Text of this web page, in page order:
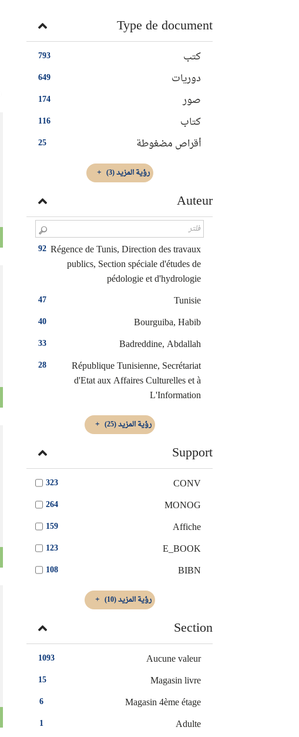
Type de document
793 كتب
649 دوريات
174 صور
116 كتاب
25 أقراص مضغوطة
رؤية المزيد(3)
Auteur
92 Régence de Tunis, Direction des travaux
publics, Section spéciale d'études de
pédologie et d'hydrologie
47 Tunisie
40 Bourguiba, Habib
33 Badreddine, Abdallah
28
République Tunisienne, Secrétariat
d'Etat aux Affaires Culturelles et à
L'Information
رؤية المزيد(25)
Support
323 CONV
264 MONOG
159 Affiche
123 E_BOOK
108 BIBN
رؤية المزيد(10)
Section
1093 Aucune valeur
15 Magasin livre
6 Magasin 4ème étage
1 Adulte